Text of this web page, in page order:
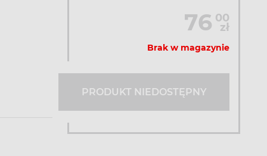
76 00
zł
Brak w magazynie
PRODUKT NIEDOSTĘPNY